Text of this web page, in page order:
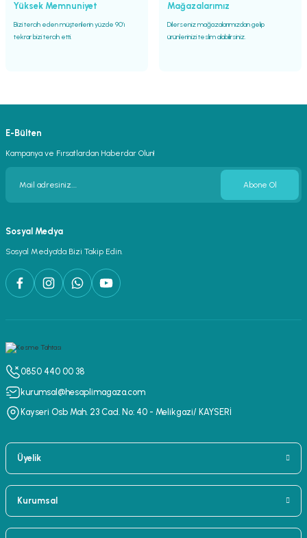
Yüksek Memnuniyet
Bizi tercih eden müşterilerin yüzde 90’ı
tekrar bizi tercih etti.
Mağazalarımız
Dilerseniz mağazalarımızdan gelip
ürünlerinizi teslim alabilirsiniz.
E-Bülten
Kampanya ve Fırsatlardan Haberdar Olun!
Abone Ol
Sosyal Medya
Sosyal Medya’da Bizi Takip Edin.
0850 440 00 38
kurumsal@hesaplimagaza.com
Kayseri Osb Mah. 23 Cad. No: 40 - Melikgazi/ KAYSERİ
Üyelik
Kurumsal